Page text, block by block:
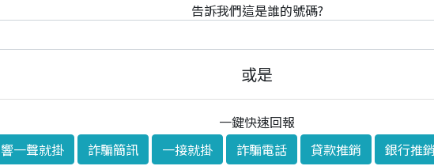
告訴我們這是誰的號碼?
或是
一鍵快速回報
響一聲就掛 詐騙簡訊 一接就掛 詐騙電話 貸款推銷 銀行推